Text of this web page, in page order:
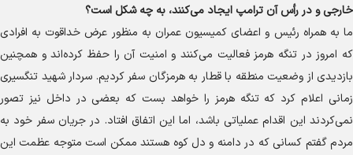
خارجی و در رأس آن ترامپ ایجاد می‌کنند، به چه شکل است؟
ما به همراه رئیس و اعضای کمیسیون عمران به منظور عرض خداقوت به افرادی
که امروز در تنگه هرمز فعالیت می‌کنند و امنیت آن را حفظ کرده‌اند و همچنین
بازدیدی از وضعیت منطقه با قطار به هرمزگان سفر کردیم. سردار شهید تنگسیری
زمانی اعلام کرد که تنگه هرمز را خواهد بست که بعضی در داخل نیز تصور
نمی‌کردند این اقدام عملیاتی باشد، اما این اتفاق افتاد. در جریان سفر خود به
مردم گفتم کسانی که در دامنه و دل کوه هستند ممکن است متوجه عظمت این